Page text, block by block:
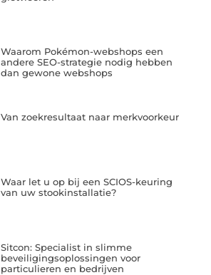
Waarom Pokémon-webshops een
andere SEO-strategie nodig hebben
dan gewone webshops
Van zoekresultaat naar merkvoorkeur
Waar let u op bij een SCIOS-keuring
van uw stookinstallatie?
Sitcon: Specialist in slimme
beveiligingsoplossingen voor
particulieren en bedrijven